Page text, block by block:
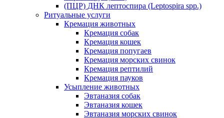
(ПЦР) ДНК лептоспира (Leptospira spp.)
Ритуальные услуги
Кремация животных
Кремация собак
Кремация кошек
Кремация попугаев
Кремация морских свинок
Кремация рептилий
Кремация пауков
Усыпление животных
Эвтаназия собак
Эвтаназия кошек
Эвтаназия морских свинок